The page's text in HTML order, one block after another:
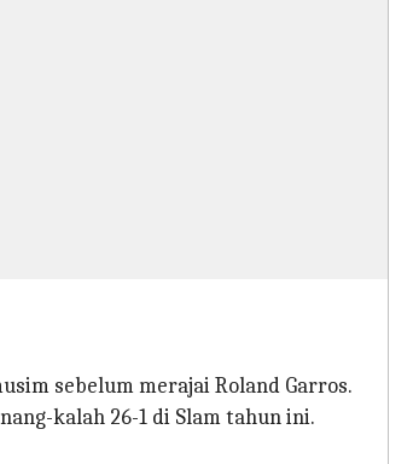
sebelum merajai Roland Garros.
kalah 26-1 di Slam tahun ini.